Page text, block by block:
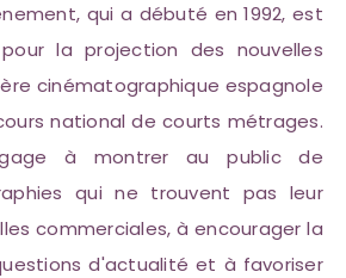
qui a débuté en 1992, est
la projection des nouvelles
cinématographique espagnole
national de courts métrages.
à montrer au public de
qui ne trouvent pas leur
commerciales, à encourager la
d'actualité et à favoriser